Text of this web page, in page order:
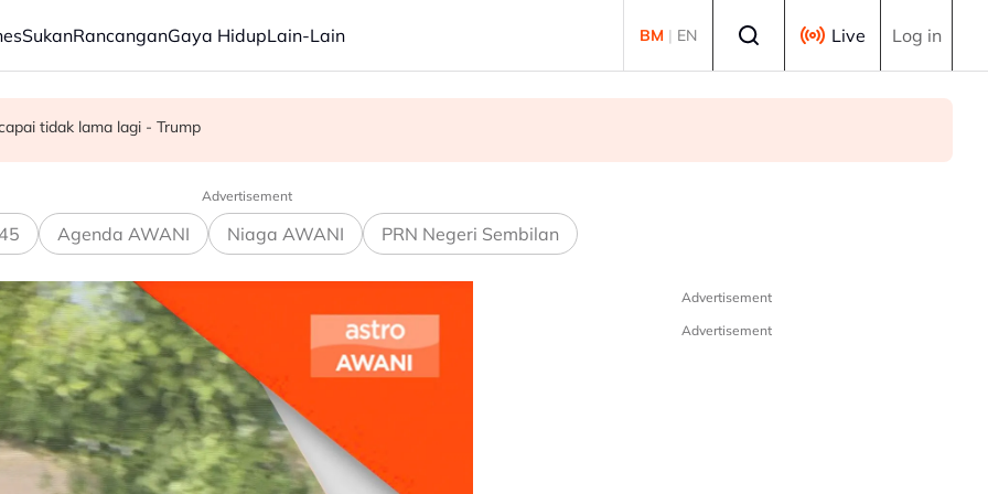
SukanRancanganGaya HidupLain-Lain BM | EN Live Log in
Ogos susulan masalah kesihatan
tidak lama lagi - Trump
Chin meninggal dunia pada usia 91 tahun
Advertisement
Agenda AWANI Niaga AWANI PRN Negeri Sembilan
Advertisement
Advertisement